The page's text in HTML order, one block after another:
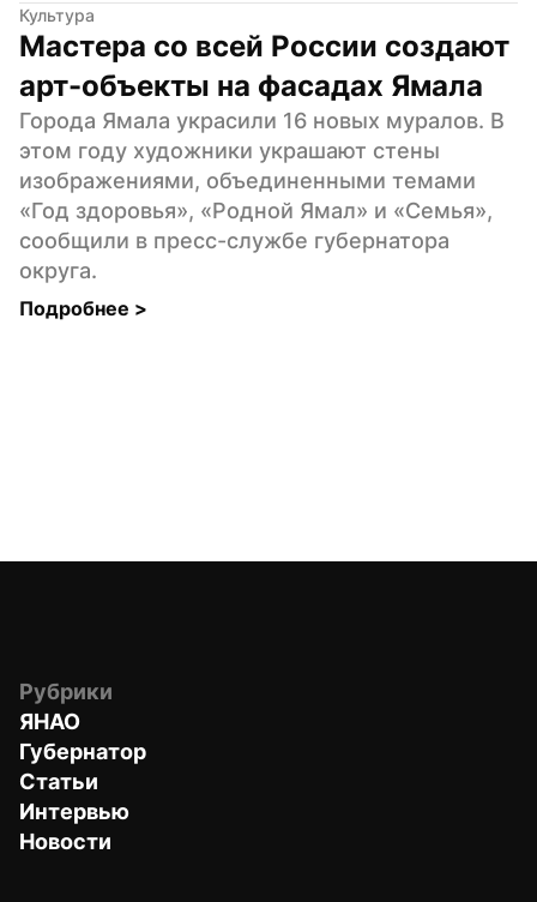
Культура
Мастера со всей России создают
арт-объекты на фасадах Ямала
Города Ямала украсили 16 новых муралов. В
этом году художники украшают стены
изображениями, объединенными темами
«Год здоровья», «Родной Ямал» и «Семья»,
сообщили в пресс-службе губернатора
округа.
Подробнее >
Рубрики
ЯНАО
Губернатор
Статьи
Интервью
Новости